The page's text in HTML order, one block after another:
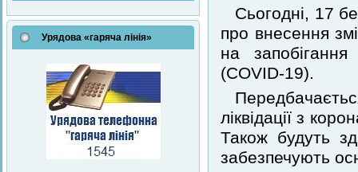
Урядова «гаряча лінія»
Сьогодні, 17
про внесення
на
(COVID-19).
ліквідації з
Також будуть
забезпечують